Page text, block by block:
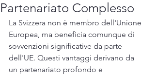
Partenariato Complesso
La Svizzera non è membro dell'Unione
Europea, ma beneficia comunque di
sovvenzioni significative da parte
dell'UE. Questi vantaggi derivano da
un partenariato profondo e